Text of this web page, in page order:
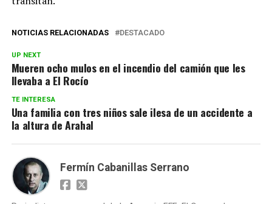
NOTICIAS RELACIONADAS DESTACADO
UP NEXT
Mueren ocho mulos en el incendio del camión que les
llevaba a El Rocío
TE INTERESA
Una familia con tres niños sale ilesa de un accidente a
la altura de Arahal
Fermín Cabanillas Serrano